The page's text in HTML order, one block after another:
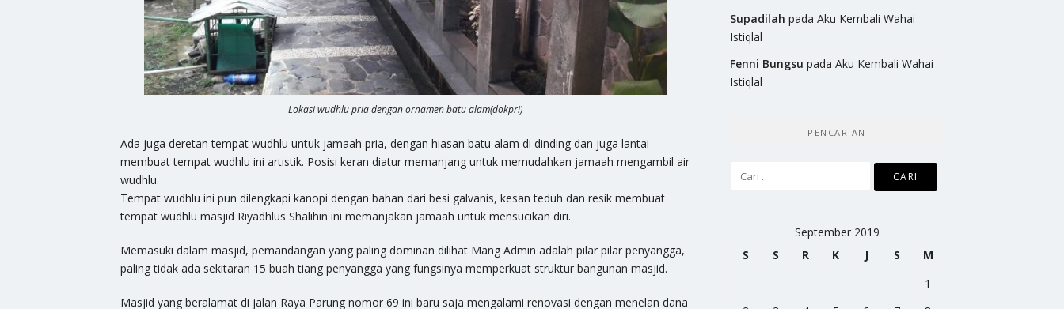
Lokasi wudhlu pria dengan ornamen batu alam(dokpri)
Ada juga deretan tempat wudhlu untuk jamaah pria, dengan hiasan batu alam di dinding dan juga lantai
membuat tempat wudhlu ini artistik. Posisi keran diatur memanjang untuk memudahkan jamaah mengambil air
wudhlu.
Tempat wudhlu ini pun dilengkapi kanopi dengan bahan dari besi galvanis, kesan teduh dan resik membuat
tempat wudhlu masjid Riyadhlus Shalihin ini memanjakan jamaah untuk mensucikan diri.
Memasuki dalam masjid, pemandangan yang paling dominan dilihat Mang Admin adalah pilar pilar penyangga,
paling tidak ada sekitaran 15 buah tiang penyangga yang fungsinya memperkuat struktur bangunan masjid.
Masjid yang beralamat di jalan Raya Parung nomor 69 ini baru saja mengalami renovasi dengan menelan dana
Supadilah pada Aku Kembali Wahai
Istiqlal
Fenni Bungsu pada Aku Kembali Wahai
Istiqlal
PENCARIAN
Cari
September 2019
S
S R K J S
M
1